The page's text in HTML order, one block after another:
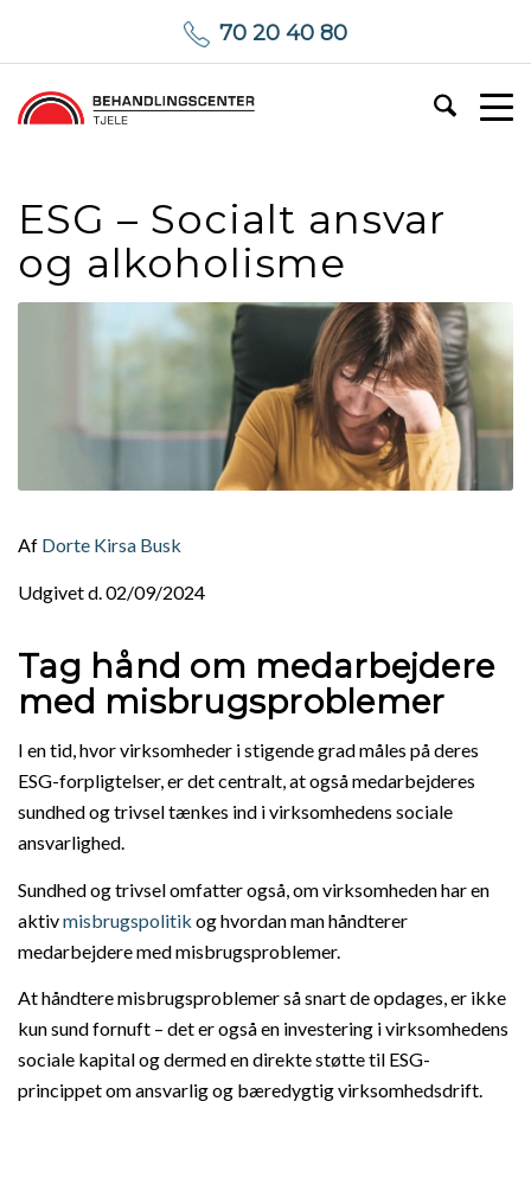
70 20 40 80
ESG – Socialt ansvar
og alkoholisme
Af Dorte Kirsa Busk
Udgivet d. 02/09/2024
Tag hånd om medarbejdere
med misbrugsproblemer
I en tid, hvor virksomheder i stigende grad måles på deres
ESG-forpligtelser, er det centralt, at også medarbejderes
sundhed og trivsel tænkes ind i virksomhedens sociale
ansvarlighed.
Sundhed og trivsel omfatter også, om virksomheden har en
aktivmisbrugspolitik og hvordan man håndterer
medarbejdere med misbrugsproblemer.
At håndtere misbrugsproblemer så snart de opdages, er ikke
kun sund fornuft – det er også en investering i virksomhedens
sociale kapital og dermed en direkte støtte til ESG-
princippet om ansvarlig og bæredygtig virksomhedsdrift.